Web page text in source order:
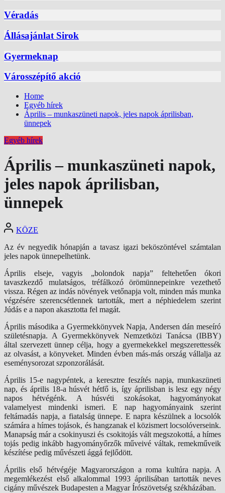
Véradás
Állásajánlat Sirok
Gyermeknap
Városszépítő akció
Home
Egyéb hírek
Április – munkaszüneti napok, jeles napok áprilisban,
ünnepek
Egyéb hírek
Április – munkaszüneti napok,
jeles napok áprilisban,
ünnepek
KÖZE
Az év negyedik hónapján a tavasz igazi beköszöntével számtalan
jeles napok ünnepelhetünk.
Április elseje, vagyis „bolondok napja” feltehetően ókori
tavaszkezdő mulatságos, tréfálkozó örömünnepeinkre vezethető
vissza. Régen az indás növények vetőnapja volt, minden más munka
végzésére szerencsétlennek tartották, mert a néphiedelem szerint
Júdás e a napon akasztotta fel magát.
Április másodika a Gyermekkönyvek Napja, Andersen dán meseíró
születésnapja. A Gyermekkönyvek Nemzetközi Tanácsa (IBBY)
által szervezett ünnep célja, hogy a gyermekekkel megszerettessék
az olvasást, a könyveket. Minden évben más-más ország vállalja az
eseménysorozat szponzorálását.
Április 15-e nagypéntek, a keresztre feszítés napja, munkaszüneti
nap, és április 18-a húsvét hétfő is, így áprilisban is lesz egy négy
napos hétvégénk. A húsvéti szokásokat, hagyományokat
valamelyest mindenki ismeri. E nap hagyományaink szerint
feltámadás napja, a fiatalság ünnepe. E napra készülnek a locsolók
számára a hímes tojások, és hangzanak el közismert locsolóverseink.
Manapság már a csokinyuszi és csokitojás vált megszokottá, a hímes
tojás pedig inkább hagyományőrzők műveivé váltak, remekműveik
készítése pedig művészeti ággá fejlődött.
Április első hétvégéje Magyarországon a roma kultúra napja. A
megemlékezést első alkalommal 1993 áprilisában tartották neves
cigány művészek Budapesten a Magyar Írószövetség székházában.